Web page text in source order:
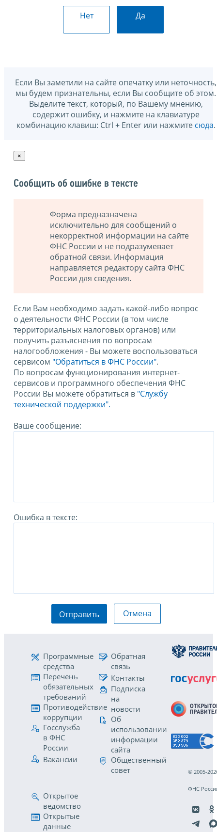
Нет Да
Если Вы заметили на сайте опечатку или неточность,
мы будем признательны, если Вы сообщите об этом.
Выделите текст, который, по Вашему мнению,
содержит ошибку, и нажмите на клавиатуре
комбинацию клавиш: Ctrl + Enter или нажмите сюда.
×
Сообщить об ошибке в тексте
Форма предназначена
исключительно для сообщений о
некорректной информации на сайте
ФНС России и не подразумевает
обратной связи. Информация
направляется редактору сайта ФНС
России для сведения.
Если Вам необходимо задать какой-либо вопрос
о деятельности ФНС России (в том числе
территориальных налоговых органов) или
получить разъяснения по вопросам
налогообложения - Вы можете воспользоваться
сервисом "Обратиться в ФНС России".
По вопросам функционирования интернет-
сервисов и программного обеспечения ФНС
России Вы можете обратиться в "Службу
технической поддержки".
Ваше сообщение:
Ошибка в тексте:
Отправить Отмена
Программные
средства
Перечень
обязательных
требований
Противодействие
коррупции
Госслужба
в ФНС
России
Вакансии
Обратная
связь
Контакты
Подписка
на
новости
Об
использовании
информации
сайта
Общественный
совет
Открытое
ведомство
Открытые
данные
© 2005-
ФНС